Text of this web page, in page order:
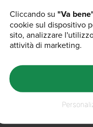
it is completely
Nuts About
over low heat
from the pan.
barbecue sauce
Cliccando su "Va
cookie sul dispositivo
sito, analizzare
attività di marketing.